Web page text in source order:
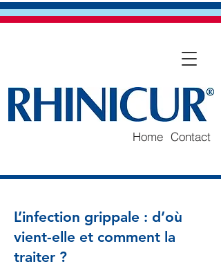
Contact
Home
L’infection grippale : d’où
vient-elle et comment la
traiter ?